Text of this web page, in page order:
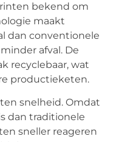
bekend om
maakt
dan conventionele
afval. De
recyclebaar, wat
productieketen.
snelheid. Omdat
dan traditionele
sneller reageren